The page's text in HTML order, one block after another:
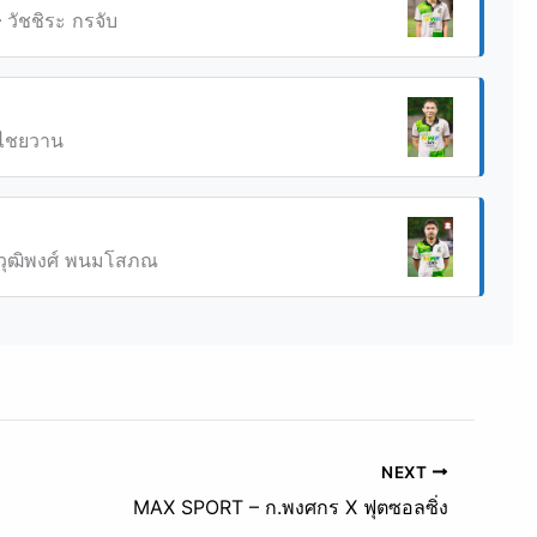
วัชชิระ กรจับ
ชยวาน
ฒิพงศ์ พนมโสภณ
NEXT
MAX SPORT – ก.พงศกร X ฟุตซอลซิ่ง